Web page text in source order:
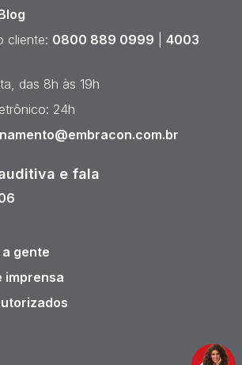
cliente: 0800 889 0999
4003
das 8h às 19h
24h
e fala
gente
imprensa